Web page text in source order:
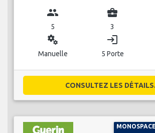
group
5
business_center
3
miscellaneous_services
Manuelle
login
5 Porte
CONSULTEZ LES